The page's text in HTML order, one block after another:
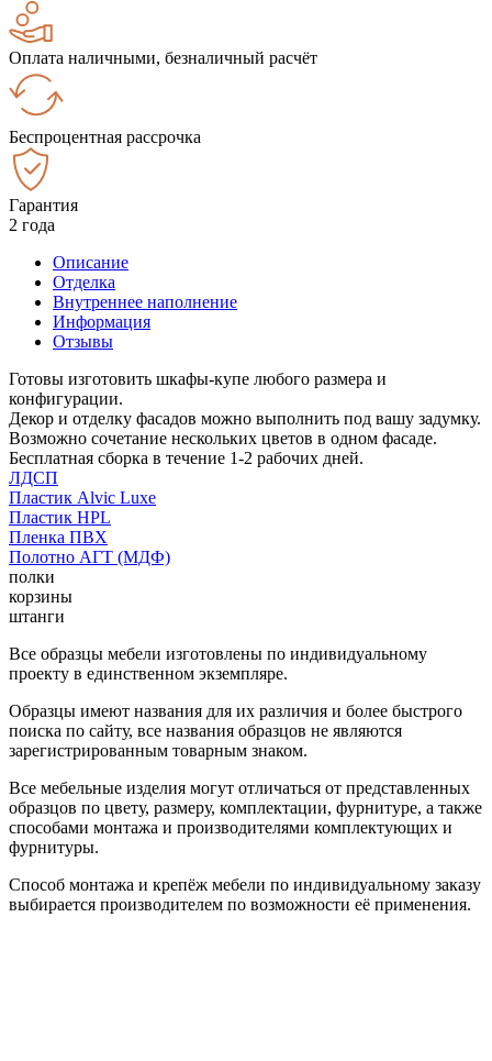
Оплата наличными, безналичный расчёт
Беспроцентная рассрочка
Гарантия
2 года
Описание
Отделка
Внутреннее наполнение
Информация
Отзывы
Готовы изготовить шкафы-купе любого размера и
конфигурации.
Декор и отделку фасадов можно выполнить под вашу задумку.
Возможно сочетание нескольких цветов в одном фасаде.
Бесплатная сборка в течение 1-2 рабочих дней.
ЛДСП
Пластик Alvic Luxe
Пластик HPL
Пленка ПВХ
Полотно АГТ (МДФ)
полки
корзины
штанги
Все образцы мебели изготовлены по индивидуальному
проекту в единственном экземпляре.
Образцы имеют названия для их различия и более быстрого
поиска по сайту, все названия образцов не являются
зарегистрированным товарным знаком.
Все мебельные изделия могут отличаться от представленных
образцов по цвету, размеру, комплектации, фурнитуре, а также
способами монтажа и производителями комплектующих и
фурнитуры.
Способ монтажа и крепёж мебели по индивидуальному заказу
выбирается производителем по возможности её применения.